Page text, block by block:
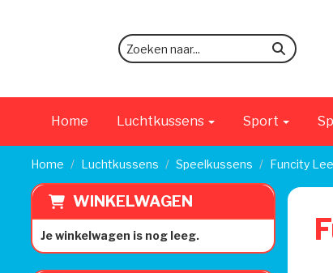
zoeken
Home Luchtkussens Sport
Home Luchtkussens Speelkussens Funcity
WINKELWAGEN
Je winkelwagen is nog leeg.